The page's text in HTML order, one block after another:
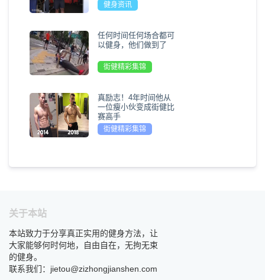
健身资讯
任何时间任何场合都可
以健身，他们做到了
街健精彩集锦
真励志！4年时间他从
一位瘦小伙变成街健比
赛高手
街健精彩集锦
关于本站
本站致力于分享真正实用的健身方法，让
大家能够何时何地，自由自在，无拘无束
的健身。
联系我们：jietou@zizhongjianshen.com